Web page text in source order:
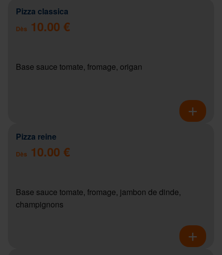
Pizza classica
Dès 10.00 €
Base sauce tomate, fromage, origan
Pizza reine
Dès 10.00 €
Base sauce tomate, fromage, jambon de dinde,
champignons